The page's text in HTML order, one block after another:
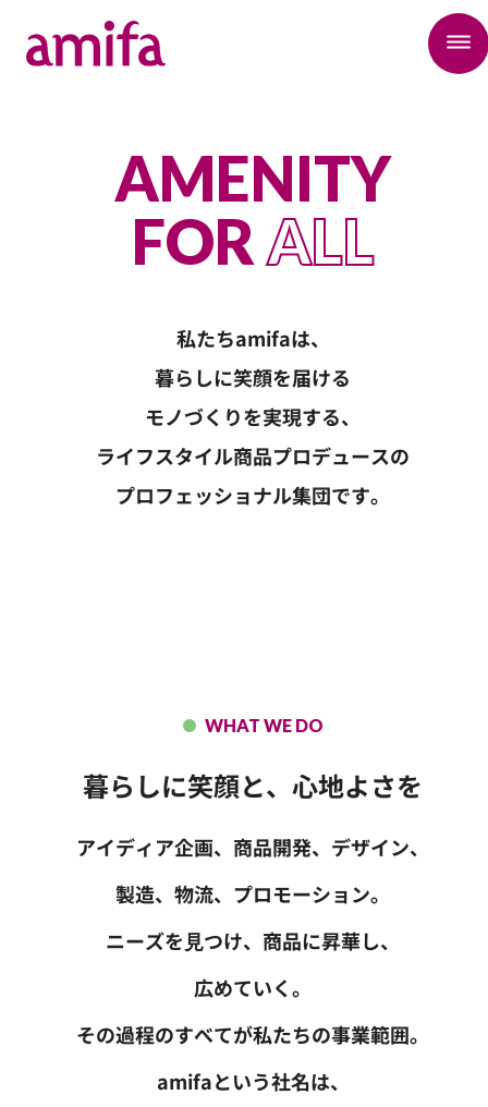
AMENITY
FORALL
私たちamifaは、
暮らしに笑顔を届ける
モノづくりを実現する、
ライフスタイル商品プロデュースの
プロフェッショナル集団です。
WHAT WE DO
暮らしに笑顔と、心地よさを
アイディア企画、商品開発、デザイン、
製造、物流、プロモーション。
ニーズを⾒つけ、商品に昇華し、
広めていく。
その過程のすべてが私たちの事業範囲。
amifaという社名は、